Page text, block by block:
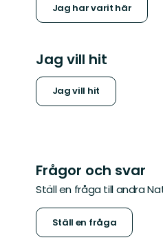
Jag har varit här
Jag vill hit
Jag vill hit
Frågor och svar
Ställ en fråga till andra
Ställ en fråga